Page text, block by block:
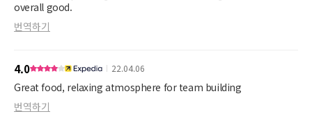
overall good.
번역하기
4.0 22.04.06
Great food, relaxing atmosphere for team building
번역하기